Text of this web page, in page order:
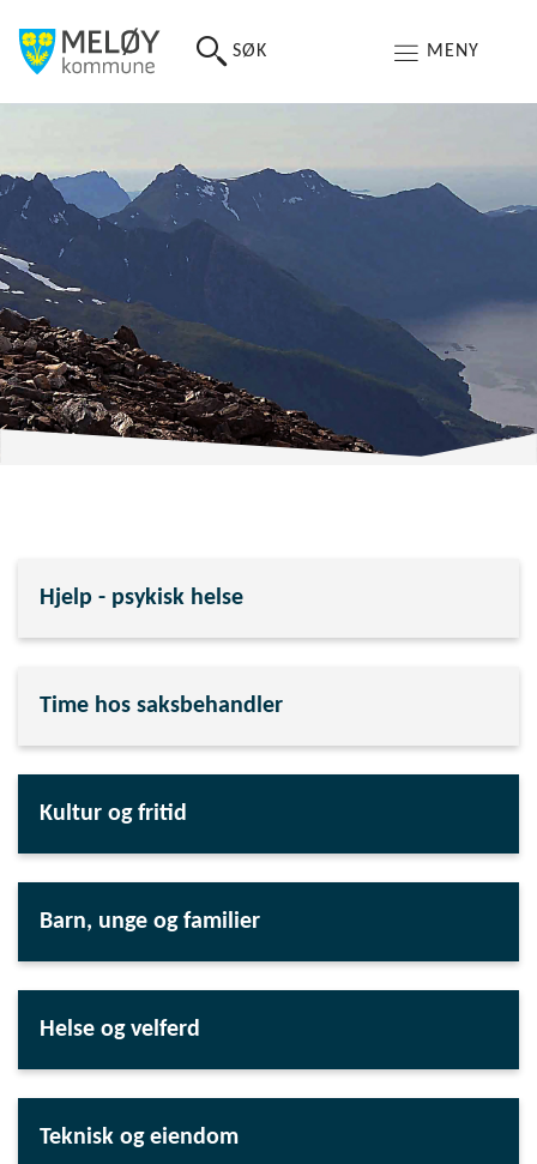
SØK MENY
Hjelp - psykisk helse
Time hos saksbehandler
Kultur og fritid
Barn, unge og familier
Helse og velferd
Teknisk og eiendom